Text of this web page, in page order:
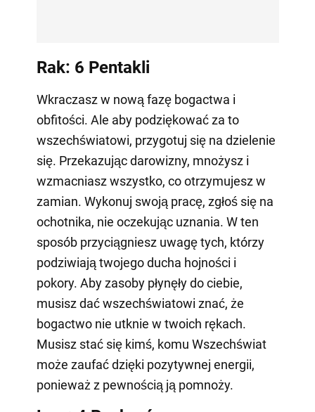
Rak: 6 Pentakli
Wkraczasz w nową fazę bogactwa i
obfitości. Ale aby podziękować za to
wszechświatowi, przygotuj się na dzielenie
się. Przekazując darowizny, mnożysz i
wzmacniasz wszystko, co otrzymujesz w
zamian. Wykonuj swoją pracę, zgłoś się na
ochotnika, nie oczekując uznania. W ten
sposób przyciągniesz uwagę tych, którzy
podziwiają twojego ducha hojności i
pokory. Aby zasoby płynęły do ciebie,
musisz dać wszechświatowi znać, że
bogactwo nie utknie w twoich rękach.
Musisz stać się kimś, komu Wszechświat
może zaufać dzięki pozytywnej energii,
ponieważ z pewnością ją pomnoży.